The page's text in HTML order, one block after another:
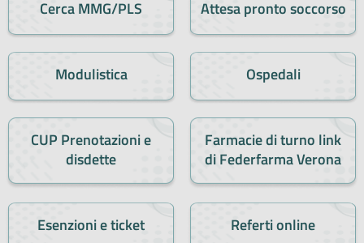
Cerca MMG/PLS Attesa pronto soccorso
Modulistica Ospedali
CUP Prenotazioni e
disdette
Farmacie di turno link
di Federfarma Verona
Esenzioni e ticket Referti online